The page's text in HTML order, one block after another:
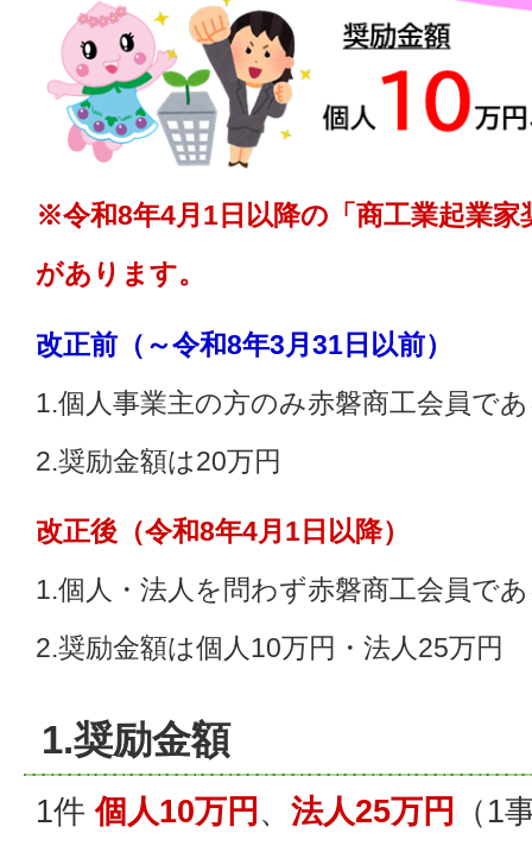
※令和8年4月1日以降の「商工業起業家
があります。
改正前（～令和8年3月31日以前）
1.個人事業主の方のみ赤磐商工会員で
2.奨励金額は20万円
改正後（令和8年4月1日以降）
1.個人・法人を問わず赤磐商工会員で
2.奨励金額は個人10万円・法人25万円
1.奨励金額
1件個人10万円 、 法人25万円 （1